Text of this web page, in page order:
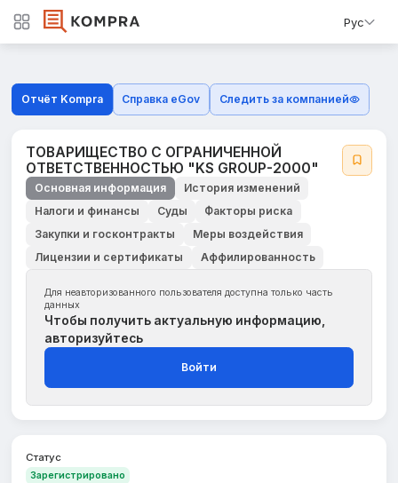
Рус
Отчёт Kompra Справка eGov Следить за компанией
ТОВАРИЩЕСТВО С ОГРАНИЧЕННОЙ
ОТВЕТСТВЕННОСТЬЮ "KS GROUP-2000"
Основная информация
История изменений
Налоги и финансы
Суды
Факторы риска
Закупки и госконтракты
Меры воздействия
Лицензии и сертификаты
Аффилированность
Для неавторизованного пользователя доступна только часть
данных
Чтобы получить актуальную информацию,
авторизуйтесь
Войти
Статус
Зарегистрировано